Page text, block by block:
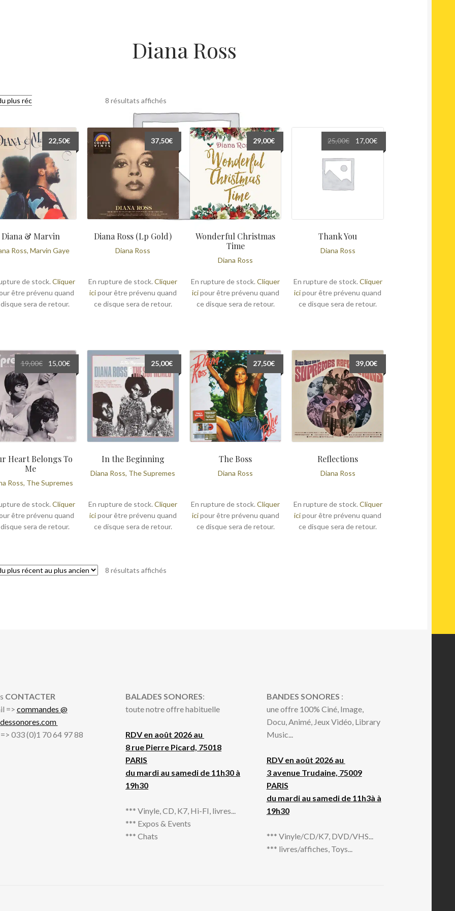
Diana Ross
8 résultats affichésTrié
du
plus
récent
au
plus
ancien
Diana & Marvin
Ross, Marvin Gaye
22,50€
de stock. Cliquer
être prévenu quand
sera de retour.
Diana Ross (Lp Gold)
Diana Ross
37,50€
En rupture de stock.Cliquer
icipour être prévenu quand
ce disque sera de retour.
Wonderful Christmas
Time
Diana Ross
29,00€
En rupture de stock.Cliquer
icipour être prévenu quand
ce disque sera de retour.
Thank You
Diana Ross
25,00€
Le
prix
initial
25,00€.
17,00€Le
prix
En rupture de stock. Cliquer
icipour être prévenu quand
ce disque sera de retour.
Heart Belongs To
Me
Ross, The Supremes
19,00€
Le
prix
initial
était :
19,00€.
15,00€Le
prix
de stock. Cliquer
être prévenu quand
sera de retour.
In the Beginning
Diana Ross, The Supremes
25,00€
En rupture de stock.Cliquer
icipour être prévenu quand
ce disque sera de retour.
The Boss
Diana Ross
27,50€
En rupture de stock.Cliquer
icipour être prévenu quand
ce disque sera de retour.
Reflections
Diana Ross
39,00€
En rupture de stock. Cliquer
icipour être prévenu quand
ce disque sera de retour.
8 résultats affichésTrié
CONTACTER
=> commandes @
033 (0)1 70 64 97 88
BALADES SONORES:
toute notre offre habituelle
RDV en août 2026 au
8 rue Pierre Picard, 75018
PARIS
du mardi au samedi de 11h30 à
19h30
*** Vinyle, CD, K7, Hi-FI, livres...
*** Expos & Events
*** Chats
BANDES SONORES :
une offre 100% Ciné, Image,
Docu, Animé, Jeux Vidéo, Library
Music...
RDV en août 2026 au
3 avenue Trudaine, 75009
PARIS
du mardi au samedi de 11h3à à
19h30
*** Vinyle/CD/K7, DVD/VHS...
*** livres/affiches, Toys...